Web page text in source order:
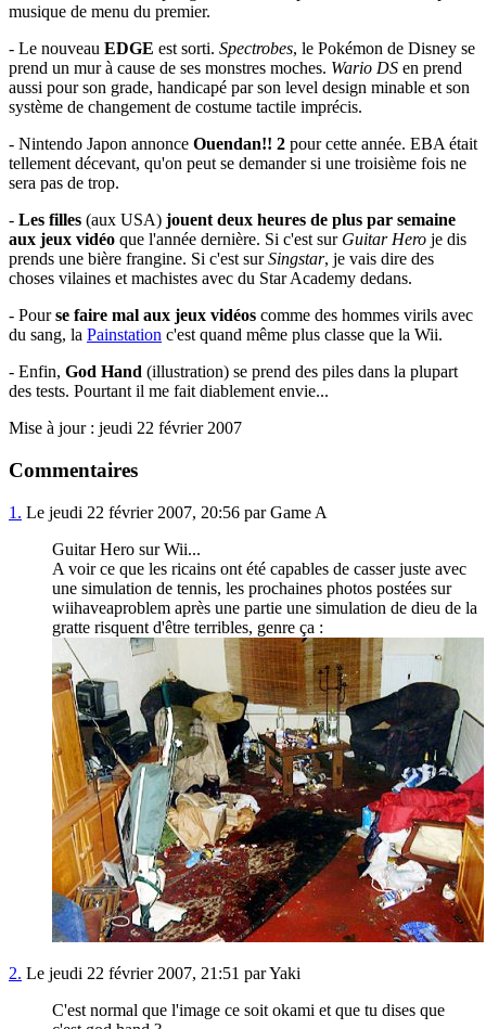
musique de menu du premier.
- Le nouveau EDGE est sorti. Spectrobes, le Pokémon de Disney se
prend un mur à cause de ses monstres moches. Wario DS en prend
aussi pour son grade, handicapé par son level design minable et son
système de changement de costume tactile imprécis.
- Nintendo Japon annonce Ouendan!! 2 pour cette année. EBA était
tellement décevant, qu'on peut se demander si une troisième fois ne
sera pas de trop.
- Les filles (aux USA) jouent deux heures de plus par semaine
aux jeux vidéo que l'année dernière. Si c'est sur Guitar Hero je dis
prends une bière frangine. Si c'est surSingstar, je vais dire des
choses vilaines et machistes avec du Star Academy dedans.
- Pourse faire mal aux jeux vidéos comme des hommes virils avec
du sang, la Painstation c'est quand même plus classe que la Wii.
- Enfin, God Hand (illustration) se prend des piles dans la plupart
des tests. Pourtant il me fait diablement envie...
Mise à jour : jeudi 22 février 2007
Commentaires
1. Le jeudi 22 février 2007, 20:56 par Game A
Guitar Hero sur Wii...
A voir ce que les ricains ont été capables de casser juste avec
une simulation de tennis, les prochaines photos postées sur
wiihaveaproblem après une partie une simulation de dieu de la
gratte risquent d'être terribles, genre ça :
2. Le jeudi 22 février 2007, 21:51 par Yaki
C'est normal que l'image ce soit okami et que tu dises que